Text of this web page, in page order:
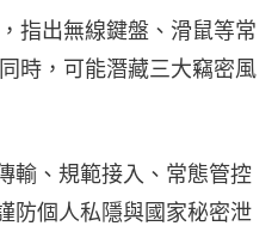
指出無線鍵盤、滑鼠等常
時，可能潛藏三大竊密風
輸、規範接入、常態管控
防個人私隱與國家秘密泄